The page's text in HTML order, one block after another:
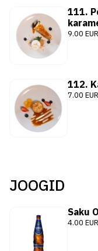
111.
9.00 EUR
112.
7.00 EUR
JOOGID
Saku
4.00 EUR